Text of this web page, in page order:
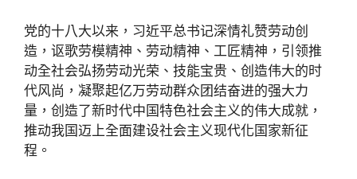
党的十八大以来，习近平总书记深情礼赞劳动创
造，讴歌劳模精神、劳动精神、工匠精神，引领推
动全社会弘扬劳动光荣、技能宝贵、创造伟大的时
代风尚，凝聚起亿万劳动群众团结奋进的强大力
量，创造了新时代中国特色社会主义的伟大成就，
推动我国迈上全面建设社会主义现代化国家新征
程。